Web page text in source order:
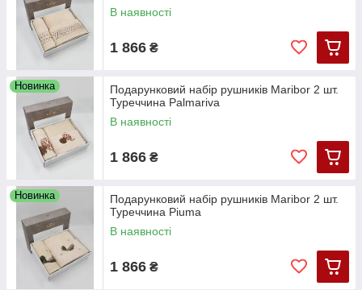
В наявності
1 866 ₴
Новинка
Подарунковий набір рушників Maribor 2 шт.
Туреччина Palmariva
В наявності
1 866 ₴
Новинка
Подарунковий набір рушників Maribor 2 шт.
Туреччина Piuma
В наявності
1 866 ₴